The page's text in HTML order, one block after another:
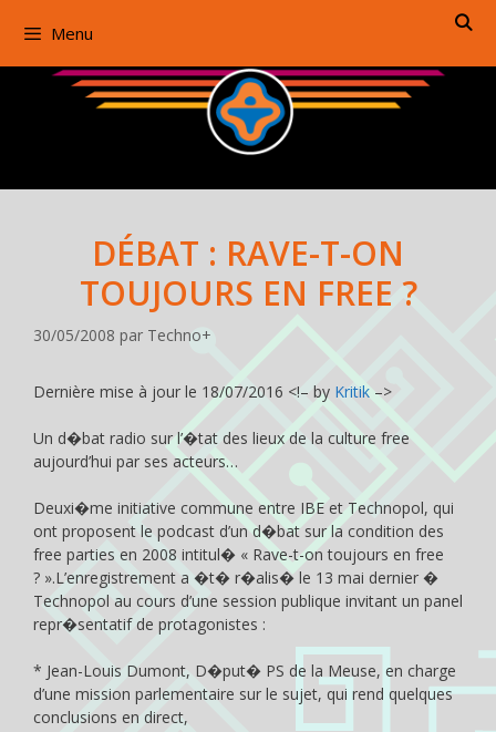
Menu
DÉBAT : RAVE-T-ON
TOUJOURS EN FREE ?
30/05/2008 par Techno+
Dernière mise à jour le 18/07/2016 <!– by Kritik–>
Un d�bat radio sur l’�tat des lieux de la culture free
aujourd’hui par ses acteurs…
Deuxi�me initiative commune entre IBE et Technopol, qui
ont proposent le podcast d’un d�bat sur la condition des
free parties en 2008 intitul� « Rave-t-on toujours en free
? ».L’enregistrement a �t� r�alis� le 13 mai dernier �
Technopol au cours d’une session publique invitant un panel
repr�sentatif de protagonistes :
* Jean-Louis Dumont, D�put� PS de la Meuse, en charge
d’une mission parlementaire sur le sujet, qui rend quelques
conclusions en direct,